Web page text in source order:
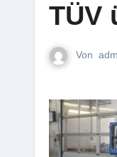
TÜV
Von